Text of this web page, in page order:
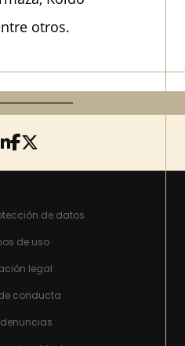
otros.
de datos
de uso
legal
conducta